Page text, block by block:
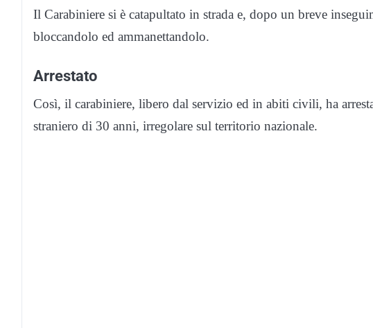
Il Carabiniere si è catapultato in strada e, dopo un breve
bloccandolo ed ammanettandolo.
Arrestato
Così, il carabiniere, libero dal servizio ed in abiti civili, ha
straniero di 30 anni, irregolare sul territorio nazionale.